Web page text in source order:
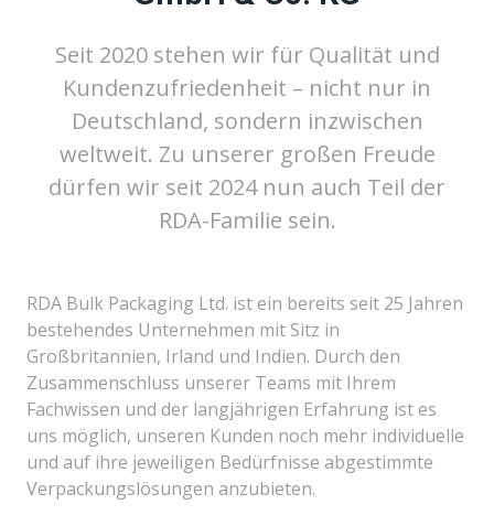
Seit 2020 stehen wir für Qualität und
Kundenzufriedenheit – nicht nur in
Deutschland, sondern inzwischen
weltweit. Zu unserer großen Freude
dürfen wir seit 2024 nun auch Teil der
RDA-Familie sein.
RDA Bulk Packaging Ltd. ist ein bereits seit 25 Jahren
bestehendes Unternehmen mit Sitz in
Großbritannien, Irland und Indien. Durch den
Zusammenschluss unserer Teams mit Ihrem
Fachwissen und der langjährigen Erfahrung ist es
uns möglich, unseren Kunden noch mehr individuelle
und auf ihre jeweiligen Bedürfnisse abgestimmte
Verpackungslösungen anzubieten.